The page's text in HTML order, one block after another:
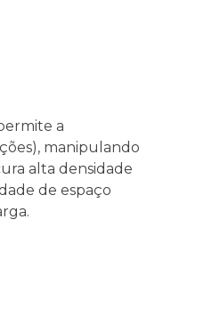
a
manipulando
alta densidade
de espaço